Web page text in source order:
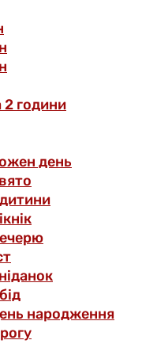
2 години
день
народження